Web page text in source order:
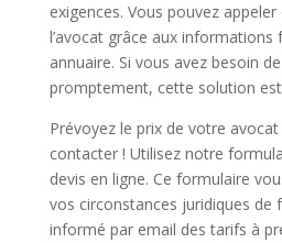
exigences. Vous pouvez
l’avocat grâce aux informations
annuaire. Si vous avez besoin
promptement, cette solution
Prévoyez le prix de votre
contacter ! Utilisez notre
devis en ligne. Ce formulaire
vos circonstances juridiques de
informé par email des tarifs à